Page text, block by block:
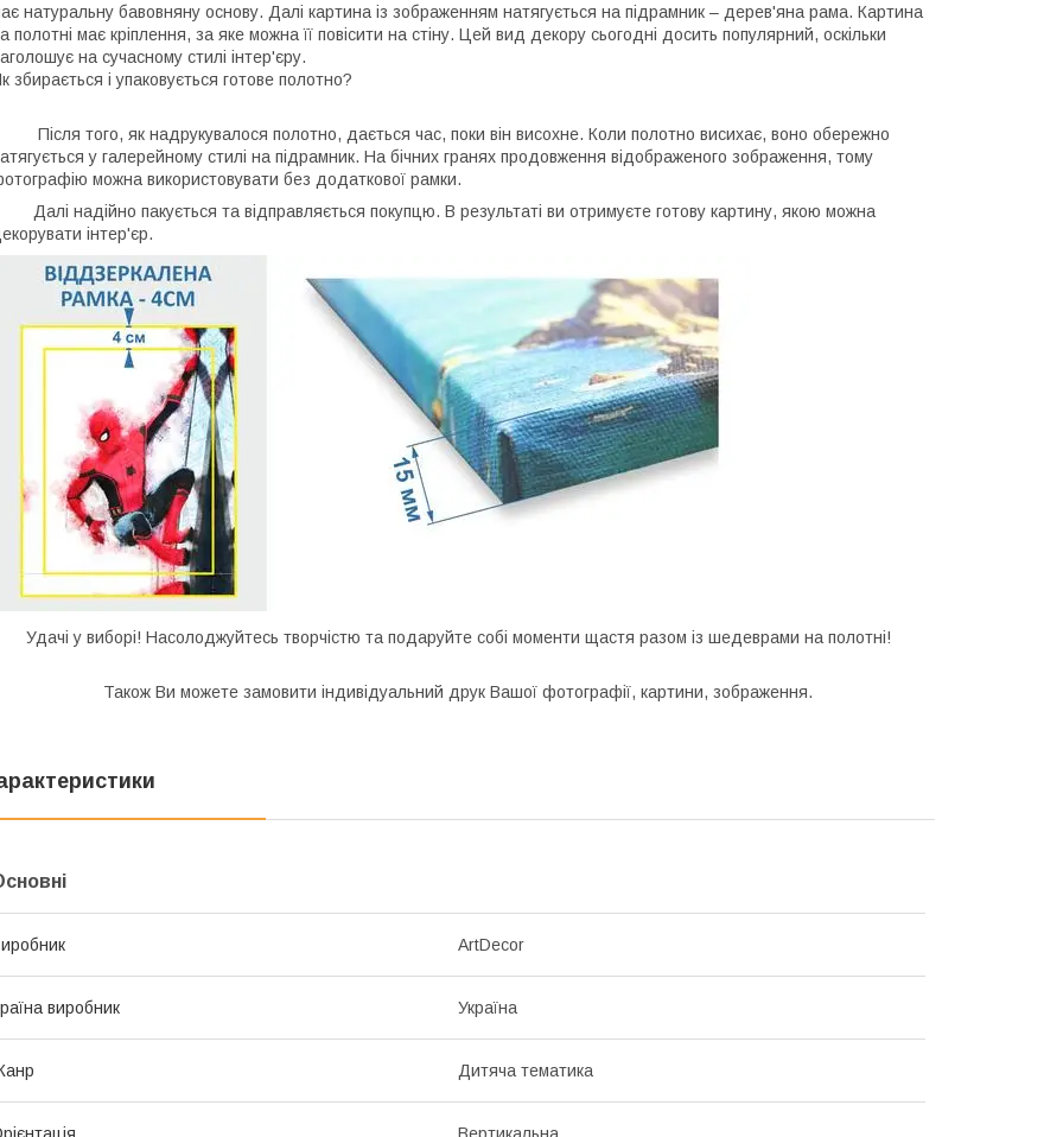
натуральну бавовняну основу. Далі картина із зображенням натягується на підрамник – дерев'яна рама. Картина
полотні має кріплення, за яке можна її повісити на стіну. Цей вид декору сьогодні досить популярний, оскільки
на сучасному стилі інтер'єру.
збирається і упаковується готове полотно?
Після того, як надрукувалося полотно, дається час, поки він висохне. Коли полотно висихає, воно обережно
у галерейному стилі на підрамник. На бічних гранях продовження відображеного зображення, тому
можна використовувати без додаткової рамки.
Далі надійно пакується та відправляється покупцю. В результаті ви отримуєте готову картину, якою можна
інтер'єр.
Удачі у виборі! Насолоджуйтесь творчістю та подаруйте собі моменти щастя разом із шедеврами на полотні!
Також Ви можете замовити індивідуальний друк Вашої фотографії, картини, зображення.
ArtDecor
виробник Україна
Дитяча тематика
Вертикальна